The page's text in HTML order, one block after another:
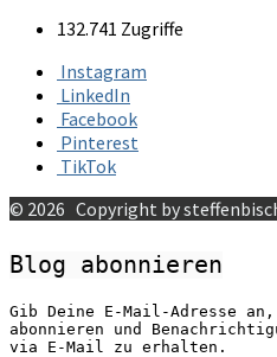
132.741 Zugriffe
Instagram
LinkedIn
Facebook
Pinterest
TikTok
© 2026 Copyright by
Blog abonnieren
Gib Deine E-Mail-Adresse
abonnieren und
via E-Mail zu erhalten.